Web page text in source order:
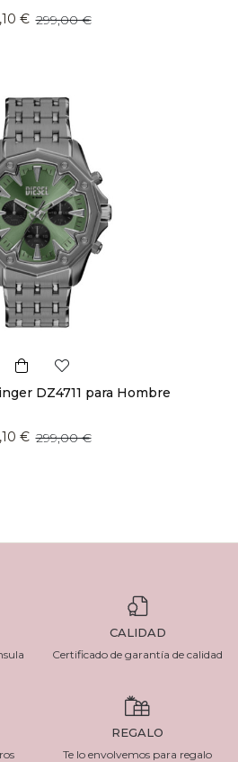
€ 299,00 €
DZ4711 para Hombre
€ 299,00 €
CALIDAD
Certificado de garantía de calidad
REGALO
Te lo envolvemos para regalo